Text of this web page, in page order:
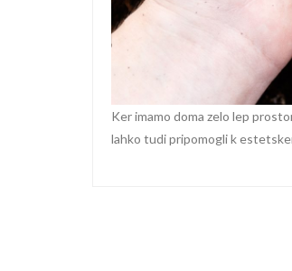
Ker imamo doma zelo lep
lahko tudi pripomogli k